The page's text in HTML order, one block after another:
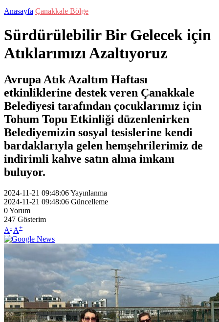
Anasayfa Çanakkale Bölge
Sürdürülebilir Bir Gelecek için
Atıklarımızı Azaltıyoruz
Avrupa Atık Azaltım Haftası
etkinliklerine destek veren Çanakkale
Belediyesi tarafından çocuklarımız için
Tohum Topu Etkinliği düzenlenirken
Belediyemizin sosyal tesislerine kendi
bardaklarıyla gelen hemşehrilerimiz de
indirimli kahve satın alma imkanı
buluyor.
2024-11-21 09:48:06Yayınlanma
2024-11-21 09:48:06 Güncelleme
0Yorum
247 Gösterim
A- A+